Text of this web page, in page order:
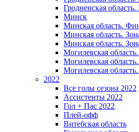
Гродненская область.
Минск
Минская область.
Минская область.
Минская область.
Могилевская
Могилевская
Могилевская
2022
Все голы сезона 2022
Ассистенты 2022
Гол + Пас 2022
Плей-офф
Витебская область